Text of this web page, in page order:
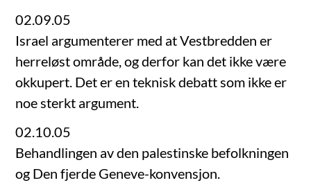
02.09.05
Israel argumenterer med at Vestbredden er
herreløst område, og derfor kan det ikke være
okkupert. Det er en teknisk debatt som ikke er
noe sterkt argument.
02.10.05
Behandlingen av den palestinske befolkningen
og Den fjerde Geneve-konvensjon.